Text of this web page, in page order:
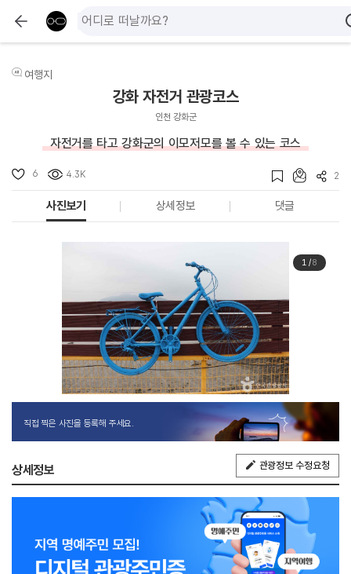
여행지
강화 자전거 관광코스
인천 강화군
자전거를 타고 강화군의 이모저모를 볼 수 있는 코스
6 4.3K 2
사진보기 상세정보 댓글
1/8
직접 찍은 사진을 등록해 주세요.
상세정보 관광정보 수정요청